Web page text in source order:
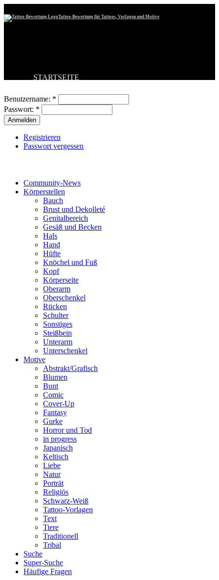
Tattoo-Bewertung für Tattoos, Vorlagen und Motive
STARTSEITE
BESTE TATTOOS
NEUESTE TATTOOS
KOMMENTARE
FORUM
Benutzername: *
Passwort: *
Registrieren
Passwort vergessen
Community-News
Körperstellen
Bauch
Brust und Dekolleté
Genitalbereich
Gesäß und Becken
Hals
Hand
Hüfte
Knöchel und Fuß
Kopf
Körperseite
Oberarm
Oberschenkel
Rücken
Schulter
Sonstiges
Steißbein
Unterarm
Unterschenkel
Motive
Abstrakt/Grafisch
Blumen
Bunt
Comic
Cover-Up
Fantasy
Gurke
Horror und Tod
in progress
Japanisch
Keltisch
Liebe
Natur
Porträt
Religiös
Schwarz-Weiß
Tattoo-Vorlagen
Text
Tiere
Traditionell
Tribal
Suche
Super-Suche
Häufige Fragen